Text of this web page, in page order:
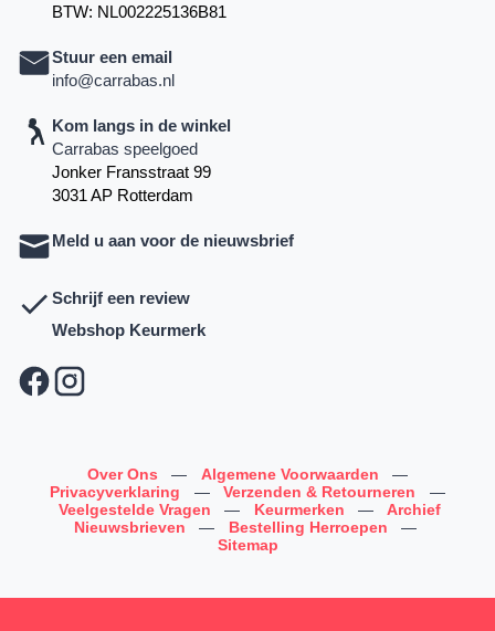
BTW: NL002225136B81
Stuur een email
info@carrabas.nl
Kom langs in de winkel
Carrabas speelgoed
Jonker Fransstraat 99
3031 AP Rotterdam
Meld u aan voor de nieuwsbrief
Schrijf een review
Webshop Keurmerk
Over Ons — Algemene Voorwaarden
—
Privacyverklaring
— Verzenden & Retourneren
—
Veelgestelde Vragen
— Keurmerken —
Archief
Nieuwsbrieven
— Bestelling Herroepen
—
Sitemap